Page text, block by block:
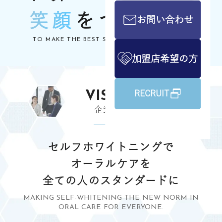
お問い合わせ
加盟店希望の方
RECRUIT
笑顔 をつくろう
TO MAKE THE BEST SMILE OVER THE WORLD.
VISION
企業理念
セルフホワイトニングで
オーラルケアを
全ての人のスタンダードに
MAKING SELF-WHITENING THE NEW NORM IN
ORAL CARE FOR EVERYONE.